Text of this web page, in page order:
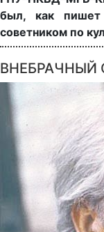
был, как
советником по
ВНЕБРАЧНЫЙ